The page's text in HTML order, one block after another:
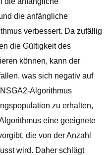
die anfängliche
verbessert. Da zufällig
die Gültigkeit des
können, kann der
was sich negativ auf
Algorithmus
zu erhalten,
eine geeignete
die von der Anzahl
wird. Daher schlägt